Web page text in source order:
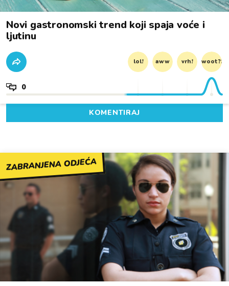
Novi gastronomski trend koji spaja voće i
ljutinu
lol! aww vrh! woot?!
0
KOMENTIRAJ
ZABRANJENA ODJEĆA